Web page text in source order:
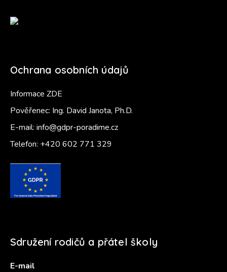
Ochrana osobních údajů
Informace ZDE
Pověřenec: Ing. David Janota, Ph.D.
E-mail: info@gdpr-poradime.cz
Telefon: +420 602 771 329
Sdružení rodičů a přátel školy
E-mail